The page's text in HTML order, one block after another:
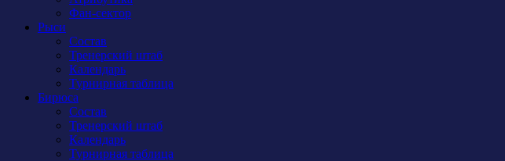
Фан-сектор
Рыси
Состав
Тренерский штаб
Календарь
Турнирная таблица
Бирюса
Состав
Тренерский штаб
Календарь
Турнирная таблица